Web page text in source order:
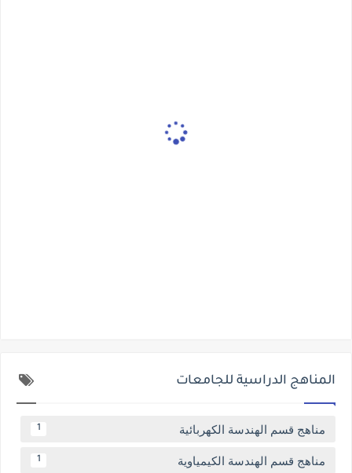
المناهج الدراسية للجامعات
مناهج قسم الهندسة الكهربائية 1
مناهج قسم الهندسة الكيمياوية 1